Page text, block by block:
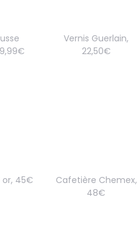
Vernis Guerlain,
22,50€
or, 45€
Cafetière Chemex,
48€